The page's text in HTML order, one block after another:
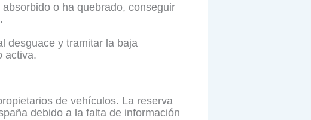
o ha quebrado, conseguir
desguace y tramitar la baja
activa.
de vehículos. La reserva
debido a la falta de información